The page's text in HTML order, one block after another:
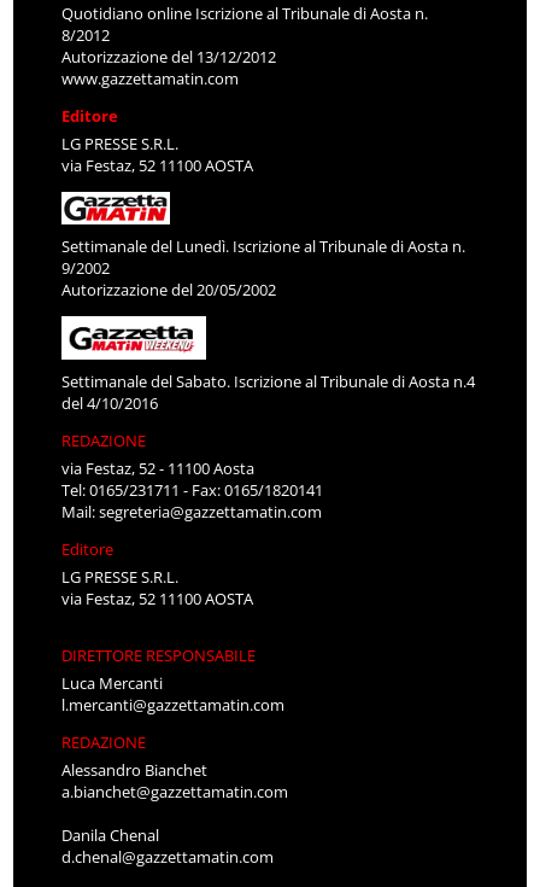
Quotidiano online Iscrizione al Tribunale di Aosta n.
8/2012
Autorizzazione del 13/12/2012
www.gazzettamatin.com
Editore
LG PRESSE S.R.L.
via Festaz, 52 11100 AOSTA
Settimanale del Lunedì. Iscrizione al Tribunale di Aosta n.
9/2002
Autorizzazione del 20/05/2002
Settimanale del Sabato. Iscrizione al Tribunale di Aosta n.4
del 4/10/2016
REDAZIONE
via Festaz, 52 - 11100 Aosta
Tel: 0165/231711 - Fax: 0165/1820141
Mail:segreteria@gazzettamatin.com
Editore
LG PRESSE S.R.L.
via Festaz, 52 11100 AOSTA
DIRETTORE RESPONSABILE
Luca Mercanti
l.mercanti@gazzettamatin.com
REDAZIONE
Alessandro Bianchet
a.bianchet@gazzettamatin.com
Danila Chenal
d.chenal@gazzettamatin.com